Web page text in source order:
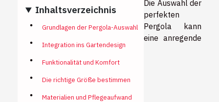
Inhaltsverzeichnis
Grundlagen der Pergola-Auswahl
Integration ins Gartendesign
Funktionalität und Komfort
Die richtige Größe bestimmen
Materialien und Pflegeaufwand
Die Auswahl der
perfekten
Pergola kann
eine anregende